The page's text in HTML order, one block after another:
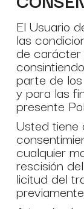
El Usuario
las
de
parte de
y para las
presente
Usted tiene
cualquier
rescisión
licitud del